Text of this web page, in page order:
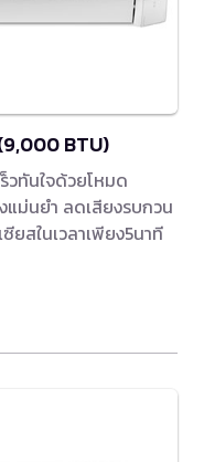
BTU)
วทันใจด้วยโหมด
ม่นยำ ลดเสียงรบกวน
ยสในเวลาเพียง5นาที